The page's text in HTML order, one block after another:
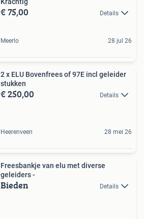
€ 75,00 Details
Meerlo 28 jul 26
2 x ELU Bovenfrees of 97E incl geleider
stukken
€ 250,00 Details
Heerenveen 28 mei 26
Freesbankje van elu met diverse
geleiders -
Bieden Details